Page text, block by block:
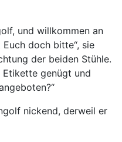
und willkommen an
doch bitte“, sie
der beiden Stühle.
Etikette genügt und
nickend, derweil er